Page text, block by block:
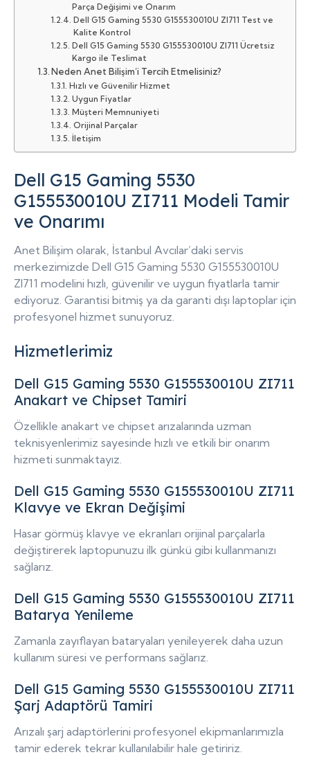
Parça Değişimi ve Onarım
Dell G15 Gaming 5530 G155530010U ZI711 Test ve
Kalite Kontrol
Dell G15 Gaming 5530 G155530010U ZI711 Ücretsiz
Kargo ile Teslimat
Neden Anet Bilişim’i Tercih Etmelisiniz?
Hızlı ve Güvenilir Hizmet
Uygun Fiyatlar
Müşteri Memnuniyeti
Orijinal Parçalar
İletişim
Dell G15 Gaming 5530
G155530010U ZI711 Modeli Tamir
ve Onarımı
Anet Bilişim olarak, İstanbul Avcılar’daki servis
merkezimizde Dell G15 Gaming 5530 G155530010U
ZI711 modelini hızlı, güvenilir ve uygun fiyatlarla tamir
ediyoruz. Garantisi bitmiş ya da garanti dışı laptoplar için
profesyonel hizmet sunuyoruz.
Hizmetlerimiz
Dell G15 Gaming 5530 G155530010U ZI711
Anakart ve Chipset Tamiri
Özellikle anakart ve chipset arızalarında uzman
teknisyenlerimiz sayesinde hızlı ve etkili bir onarım
hizmeti sunmaktayız.
Dell G15 Gaming 5530 G155530010U ZI711
Klavye ve Ekran Değişimi
Hasar görmüş klavye ve ekranları orijinal parçalarla
değiştirerek laptopunuzu ilk günkü gibi kullanmanızı
sağlarız.
Dell G15 Gaming 5530 G155530010U ZI711
Batarya Yenileme
Zamanla zayıflayan bataryaları yenileyerek daha uzun
kullanım süresi ve performans sağlarız.
Dell G15 Gaming 5530 G155530010U ZI711
Şarj Adaptörü Tamiri
Arızalı şarj adaptörlerini profesyonel ekipmanlarımızla
tamir ederek tekrar kullanılabilir hale getiririz.